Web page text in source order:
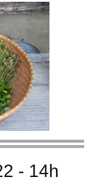
- 14h